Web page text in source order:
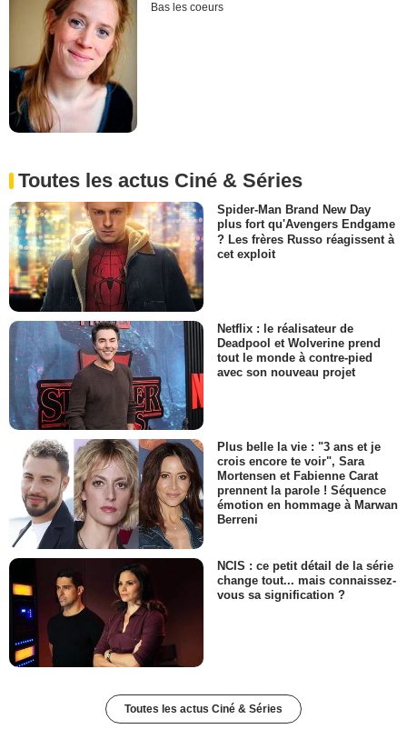
Bas les coeurs
Toutes les actus Ciné & Séries
Spider-Man Brand New Day
plus fort qu'Avengers Endgame
? Les frères Russo réagissent à
cet exploit
Netflix : le réalisateur de
Deadpool et Wolverine prend
tout le monde à contre-pied
avec son nouveau projet
Plus belle la vie : "3 ans et je
crois encore te voir", Sara
Mortensen et Fabienne Carat
prennent la parole ! Séquence
émotion en hommage à Marwan
Berreni
NCIS : ce petit détail de la série
change tout... mais connaissez-
vous sa signification ?
Toutes les actus Ciné & Séries